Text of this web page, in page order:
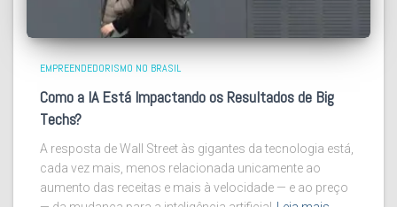
EMPREENDEDORISMO NO BRASIL
Como a IA Está Impactando os Resultados de Big
Techs?
A resposta de Wall Street às gigantes da tecnologia está,
cada vez mais, menos relacionada unicamente ao
aumento das receitas e mais à velocidade — e ao preço